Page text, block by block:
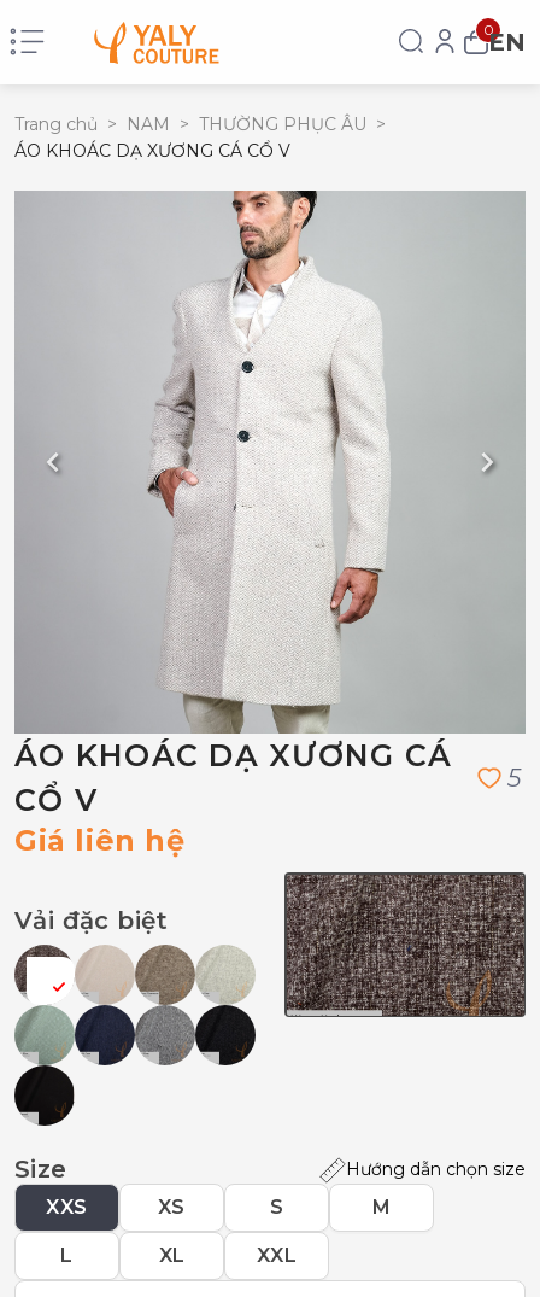
0EN
Trang chủ > NAM > THƯỜNG PHỤC ÂU >
ÁO KHOÁC DẠ XƯƠNG CÁ CỔ V
ÁO KHOÁC DẠ XƯƠNG CÁ
CỔ V
5
Giá liên hệ
Vải đặc biệt
Size Hướng dẫn chọn size
XXS XS S M
L XL XXL